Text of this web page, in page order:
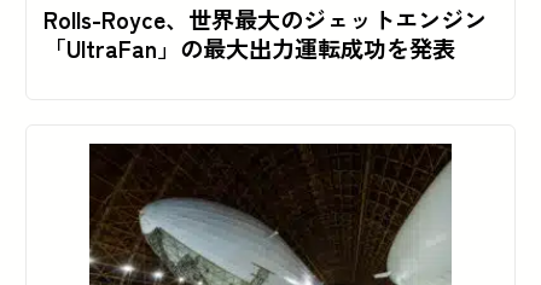
Rolls-Royce、世界最大のジェットエンジン
「UltraFan」の最大出力運転成功を発表